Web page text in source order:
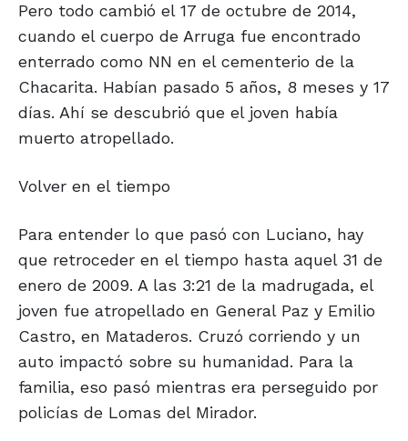
Pero todo cambió el 17 de octubre de 2014,
cuando el cuerpo de Arruga fue encontrado
enterrado como NN en el cementerio de la
Chacarita. Habían pasado 5 años, 8 meses y 17
días. Ahí se descubrió que el joven había
muerto atropellado.
Volver en el tiempo
Para entender lo que pasó con Luciano, hay
que retroceder en el tiempo hasta aquel 31 de
enero de 2009. A las 3:21 de la madrugada, el
joven fue atropellado en General Paz y Emilio
Castro, en Mataderos. Cruzó corriendo y un
auto impactó sobre su humanidad. Para la
familia, eso pasó mientras era perseguido por
policías de Lomas del Mirador.